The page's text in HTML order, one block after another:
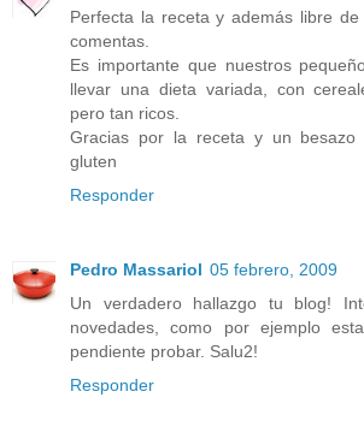
Perfecta la receta y además libre
comentas.
Es importante que nuestros
llevar una dieta variada, con
pero tan ricos.
Gracias por la receta y un besazo
gluten
Responder
Pedro Massariol 05 febrero, 2009
Un verdadero hallazgo tu blog!
novedades, como por ejemplo
pendiente probar. Salu2!
Responder